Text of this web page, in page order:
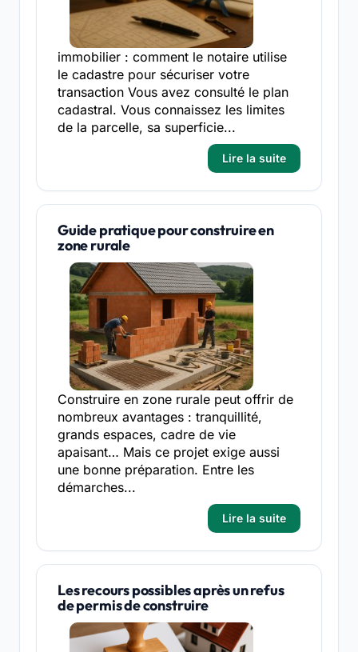
immobilier : comment le notaire utilise
le cadastre pour sécuriser votre
transaction Vous avez consulté le plan
cadastral. Vous connaissez les limites
de la parcelle, sa superficie...
Lire la suite
Guide pratique pour construire en
zone rurale
Construire en zone rurale peut offrir de
nombreux avantages : tranquillité,
grands espaces, cadre de vie
apaisant… Mais ce projet exige aussi
une bonne préparation. Entre les
démarches...
Lire la suite
Les recours possibles après un refus
de permis de construire